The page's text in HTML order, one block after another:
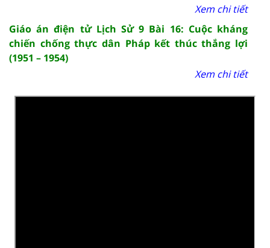
Xem chi tiết
Giáo án điện tử Lịch Sử 9 Bài 16: Cuộc kháng
chiến chống thực dân Pháp kết thúc thắng lợi
(1951 – 1954)
Xem chi tiết